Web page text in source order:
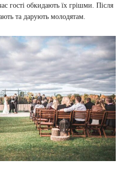
гості обкидають їх грішми. Після
та дарують молодятам.